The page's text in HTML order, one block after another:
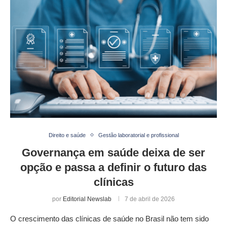
Direito e saúde Gestão laboratorial e profissional
Governança em saúde deixa de ser
opção e passa a definir o futuro das
clínicas
por Editorial Newslab 7 de abril de 2026
O crescimento das clínicas de saúde no Brasil não tem sido